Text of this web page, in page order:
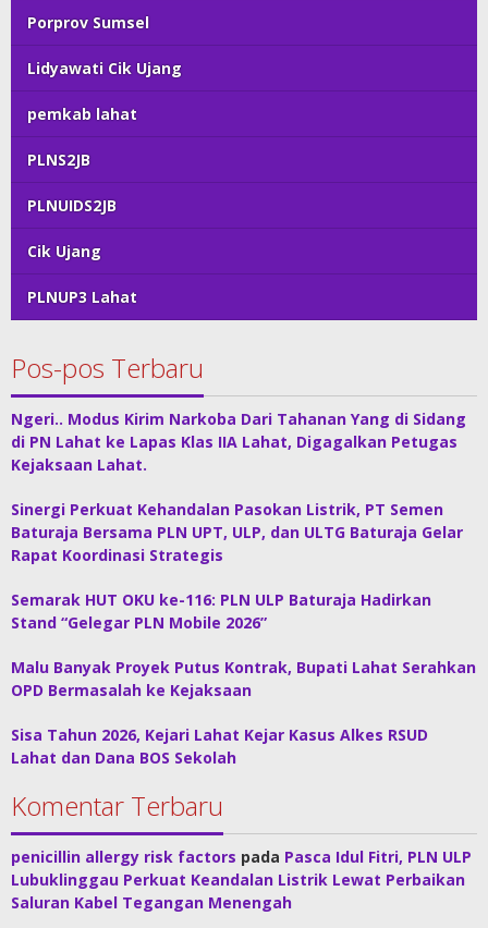
Porprov Sumsel
Lidyawati Cik Ujang
pemkab lahat
PLNS2JB
PLNUIDS2JB
Cik Ujang
PLNUP3 Lahat
Pos-pos Terbaru
Ngeri.. Modus Kirim Narkoba Dari Tahanan Yang di Sidang
di PN Lahat ke Lapas Klas IIA Lahat, Digagalkan Petugas
Kejaksaan Lahat.
Sinergi Perkuat Kehandalan Pasokan Listrik, PT Semen
Baturaja Bersama PLN UPT, ULP, dan ULTG Baturaja Gelar
Rapat Koordinasi Strategis
Semarak HUT OKU ke-116: PLN ULP Baturaja Hadirkan
Stand “Gelegar PLN Mobile 2026”
Malu Banyak Proyek Putus Kontrak, Bupati Lahat Serahkan
OPD Bermasalah ke Kejaksaan
Sisa Tahun 2026, Kejari Lahat Kejar Kasus Alkes RSUD
Lahat dan Dana BOS Sekolah
Komentar Terbaru
penicillin allergy risk factors pada Pasca Idul Fitri, PLN ULP
Lubuklinggau Perkuat Keandalan Listrik Lewat Perbaikan
Saluran Kabel Tegangan Menengah